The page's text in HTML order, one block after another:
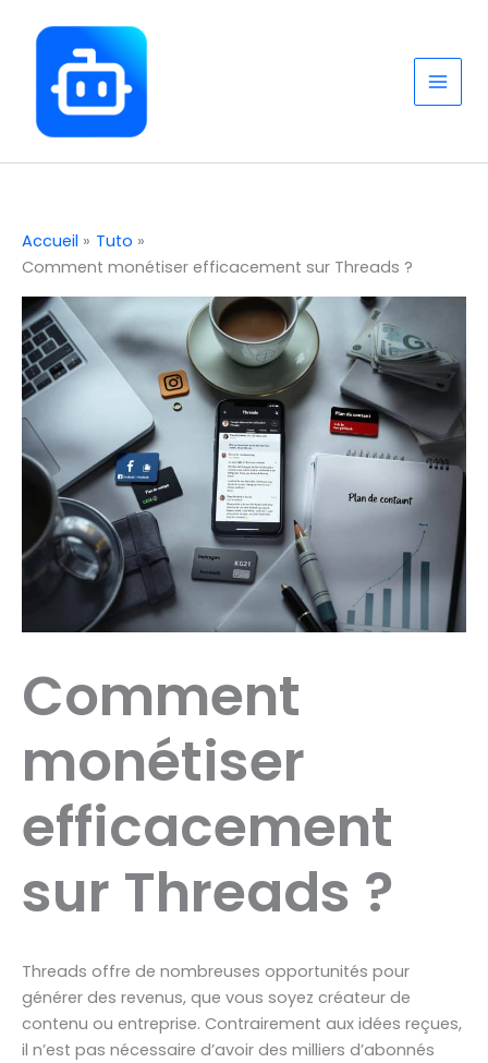
contenu
Accueil
Tuto
Comment monétiser efficacement sur Threads ?
Comment
monétiser
efficacement
sur Threads ?
Threads offre de nombreuses opportunités pour
générer des revenus, que vous soyez créateur de
contenu ou entreprise. Contrairement aux idées reçues,
il n’est pas nécessaire d’avoir des milliers d’abonnés